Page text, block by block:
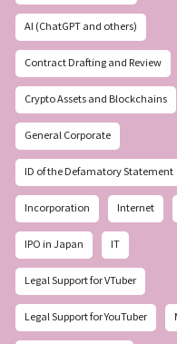
AI (ChatGPT and others)
Contract Drafting and Review
Crypto Assets and Blockchains
General Corporate
ID of the Defamatory Statement
Incorporation Internet
IPO in Japan IT
Legal Support for VTuber
Legal Support for YouTuber